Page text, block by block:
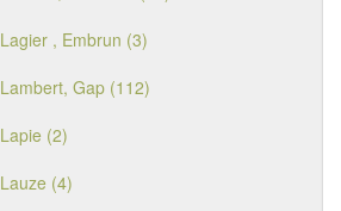
Lagier , Embrun (3)
Lambert, Gap (112)
Lapie (2)
Lauze (4)